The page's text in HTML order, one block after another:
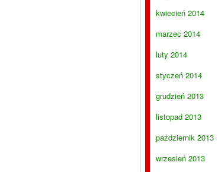
kwiecień 2014
marzec 2014
luty 2014
styczeń 2014
grudzień 2013
listopad 2013
październik 2013
wrzesień 2013